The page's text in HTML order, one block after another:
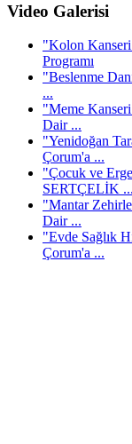
Video Galerisi
"Kolon
Programı
"Beslenme
...
"Meme
Dair ...
"Yenidoğan
Çorum'a ...
"Çocuk ve
SERTÇELİK ...
"Mantar
Dair ...
"Evde Sağlık
Çorum'a ...